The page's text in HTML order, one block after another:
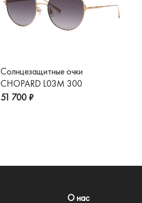
Солнцезащитные очки
CHOPARD L03M 300
51 700 ₽
О нас